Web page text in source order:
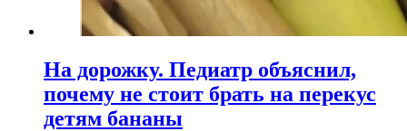
На дорожку. Педиатр объяснил,
почему не стоит брать на перекус
детям бананы